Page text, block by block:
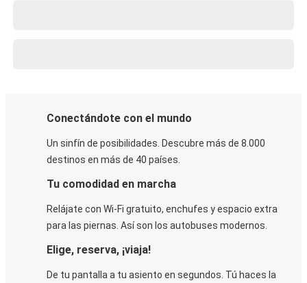
Conectándote con el mundo
Un sinfín de posibilidades. Descubre más de 8.000
destinos en más de 40 países.
Tu comodidad en marcha
Relájate con Wi-Fi gratuito, enchufes y espacio extra
para las piernas. Así son los autobuses modernos.
Elige, reserva, ¡viaja!
De tu pantalla a tu asiento en segundos. Tú haces la